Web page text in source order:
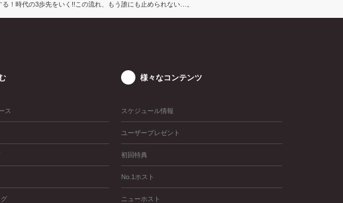
！時代の3歩先をいく!!この流れ、もう誰にも止められない…。
ス
様々なコンテンツ
スケジュール情報
ユーザープレゼント
初回特典
No.1ホスト
ニューホスト